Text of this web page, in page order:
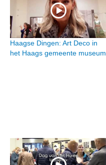
Haagse Dingen: Art Deco in
het Haags gemeente museum